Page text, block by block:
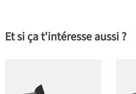
Et si ça t'intéresse aussi ?